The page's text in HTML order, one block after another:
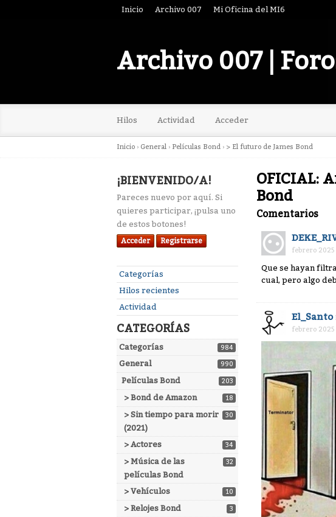
Inicio Archivo 007 Mi Oficina del MI6
Archivo 007 |
Hilos Actividad Acceder
Inicio › General › Películas Bond › > El futuro de James Bond
¡BIENVENIDO/A!
Pareces nuevo por aquí. Si
quieres participar, ¡pulsa uno
de estos botones!
Acceder Registrarse
Enlaces
rápidos
Categorías
Hilos recientes
Actividad
CATEGORÍAS
984
Categorías
990
General
203
Películas Bond
18
> Bond de Amazon
30
> Sin tiempo para morir
(2021)
34
> Actores
32
> Música de las
películas Bond
10
> Vehículos
3
> Relojes Bond
OFICIAL:
Bond
Comentarios
febrero 2025
Que se hayan
cual, pero algo
El_Santo
febrero 2025